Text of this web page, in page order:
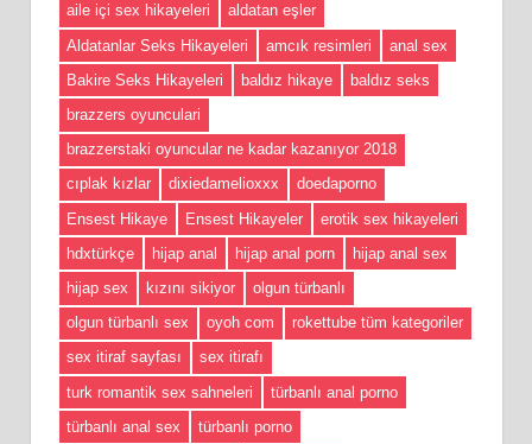
aile içi sex hikayeleri
aldatan eşler
Aldatanlar Seks Hikayeleri
amcık resimleri
anal sex
Bakire Seks Hikayeleri
baldız hikaye
baldız seks
brazzers oyunculari
brazzerstaki oyuncular ne kadar kazanıyor 2018
cıplak kızlar
dixiedamelioxxx
doedaporno
Ensest Hikaye
Ensest Hikayeler
erotik sex hikayeleri
hdxtürkçe
hijap anal hijap anal porn
hijap anal sex
hijap sex
kızını sikiyor
olgun türbanlı
olgun türbanlı sex
oyoh com
rokettube tüm kategoriler
sex itiraf sayfası
sex itirafı
turk romantik sex sahneleri
türbanlı anal porno
türbanlı anal sex
türbanlı porno